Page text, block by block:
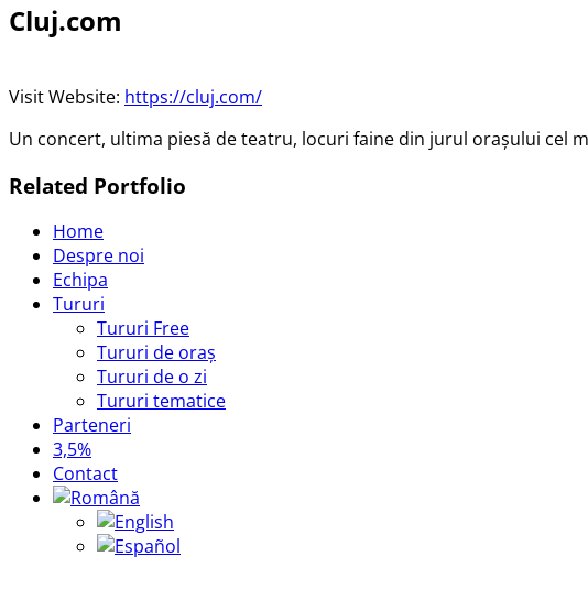
Cluj.com
Visit Website: https://cluj.com/
Un concert, ultima piesă de teatru, locuri faine din jurul oraşului cel
Related Portfolio
Home
Despre noi
Echipa
Tururi
Tururi Free
Tururi de oraș
Tururi de o zi
Tururi tematice
Parteneri
3,5%
Contact